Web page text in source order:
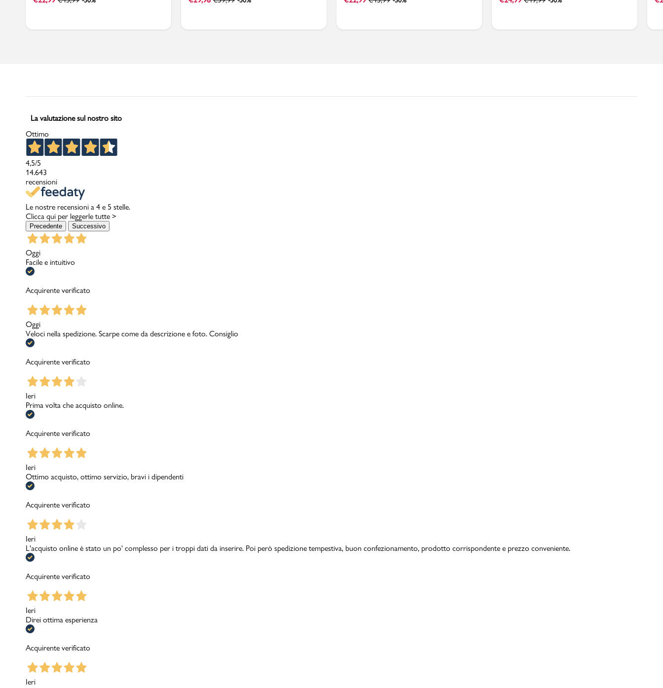
La valutazione sul nostro sito
Ottimo
4,5/5
14.643
recensioni
Le nostre recensioni a 4 e 5 stelle.
Clicca qui per leggerle tutte >
Precedente Successivo
Oggi
Facile e intuitivo
Acquirente verificato
Oggi
Veloci nella spedizione. Scarpe come da descrizione e foto. Consiglio
Acquirente verificato
Ieri
Prima volta che acquisto online.
Acquirente verificato
Ieri
Ottimo acquisto, ottimo servizio, bravi i dipendenti
Acquirente verificato
Ieri
L'acquisto online è stato un po' complesso per i troppi dati da inserire. Poi però spedizione tempestiva, buon confezionamento, prodotto corrispondente e prezzo conveniente.
Acquirente verificato
Ieri
Direi ottima esperienza
Acquirente verificato
Ieri